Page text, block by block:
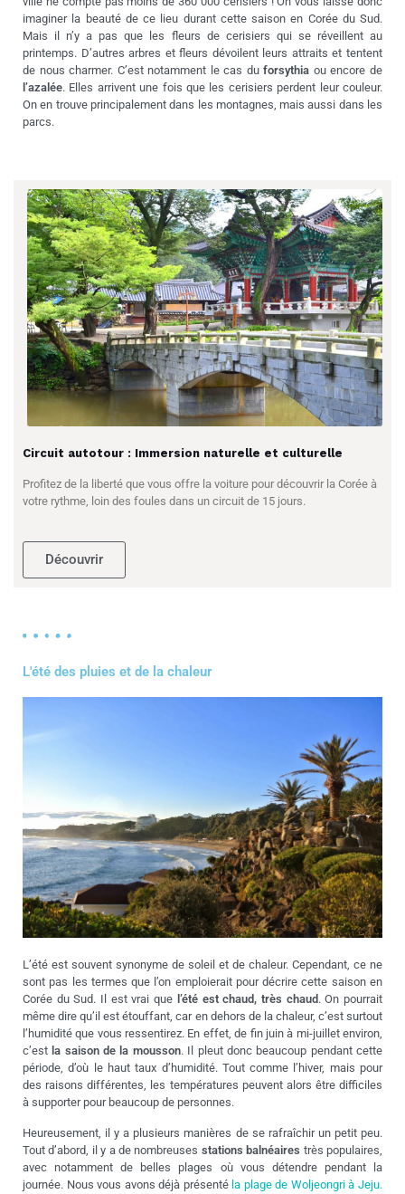
imaginer la beauté de ce lieu durant cette saison en Corée du Sud.
Mais il n’y a pas que les fleurs de cerisiers qui se réveillent au
printemps. D’autres arbres et fleurs dévoilent leurs attraits et tentent
de nous charmer. C’est notamment le cas duforsythia ou encore de
l’azalée. Elles arrivent une fois que les cerisiers perdent leur couleur.
On en trouve principalement dans les montagnes, mais aussi dans les
parcs.
Circuit autotour : Immersion naturelle et culturelle
Profitez de la liberté que vous offre la voiture pour découvrir la Corée à
votre rythme, loin des foules dans un circuit de 15 jours.
Découvrir
L'été des pluies et de la chaleur
L’été est souvent synonyme de soleil et de chaleur. Cependant, ce ne
sont pas les termes que l’on emploierait pour décrire cette saison en
Corée du Sud. Il est vrai que l’été est chaud, très chaud . On pourrait
même dire qu’il est étouffant, car en dehors de la chaleur, c’est surtout
l’humidité que vous ressentirez. En effet, de fin juin à mi-juillet environ,
c’est la saison de la mousson. Il pleut donc beaucoup pendant cette
période, d’où le haut taux d’humidité. Tout comme l’hiver, mais pour
des raisons différentes, les températures peuvent alors être difficiles
à supporter pour beaucoup de personnes.
Heureusement, il y a plusieurs manières de se rafraîchir un petit peu.
Tout d’abord, il y a de nombreuses stations balnéaires très populaires,
avec notamment de belles plages où vous détendre pendant la
journée. Nous vous avons déjà présenté la plage de Woljeongri à Jeju.